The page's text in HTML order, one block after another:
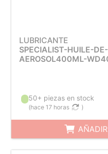
LUBRICANTE
SPECIALIST-HUILE-
AEROSOL400ML-
50+ piezas en stock
(hace 17 horas )